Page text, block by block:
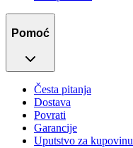
Pomoć
Česta pitanja
Dostava
Povrati
Garancije
Uputstvo za kupovinu